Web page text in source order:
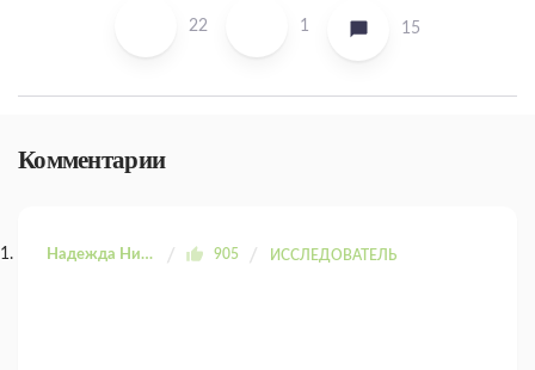
22 1 15
Комментарии
Надежда Николаевна 905 ИССЛЕДОВАТЕЛЬ